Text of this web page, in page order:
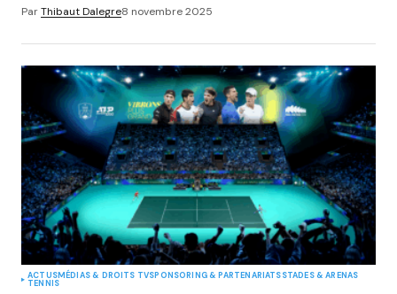
ParThibaut Dalegre8 novembre 2025
ACTUSMÉDIAS & DROITS TVSPONSORING & PARTENARIATSSTADES & ARENAS
TENNIS